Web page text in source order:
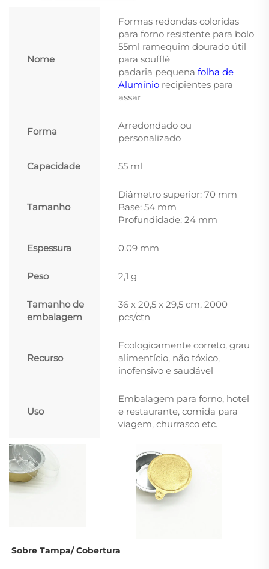
Nome
Formas redondas coloridas
para forno resistente para bolo
55ml ramequim dourado útil
para soufflé
padaria pequena folha de
Alumínio recipientes para
assar
Forma
Arredondado ou
personalizado
Capacidade 55 ml
Tamanho
Diâmetro superior: 70 mm
Base: 54 mm
Profundidade: 24 mm
Espessura 0.09 mm
Peso 2,1 g
Tamanho de
embalagem
36 x 20,5 x 29,5 cm, 2000
pcs/ctn
Recurso
Ecologicamente correto, grau
alimentício, não tóxico,
inofensivo e saudável
Uso
Embalagem para forno, hotel
e restaurante, comida para
viagem, churrasco etc.
Sobre Tampa/ Cobertura